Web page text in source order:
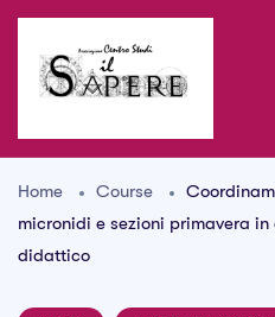
Home Course
micronidi e sezioni primavera
didattico